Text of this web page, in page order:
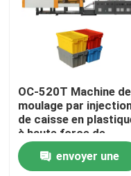
Maison
Produits
Au sujet de nous
OC-520T Machine de
moulage par
de caisse en
à haute force de
serrage
envoyer une